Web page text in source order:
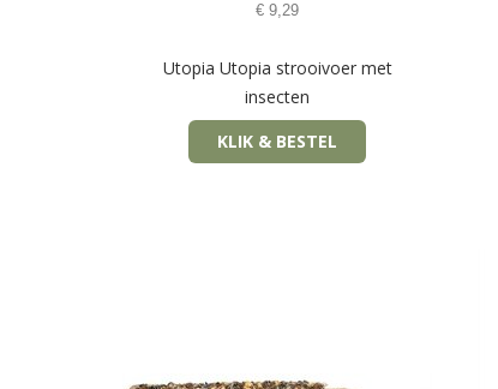
€ 9,29
Utopia Utopia strooivoer met
insecten
KLIK & BESTEL